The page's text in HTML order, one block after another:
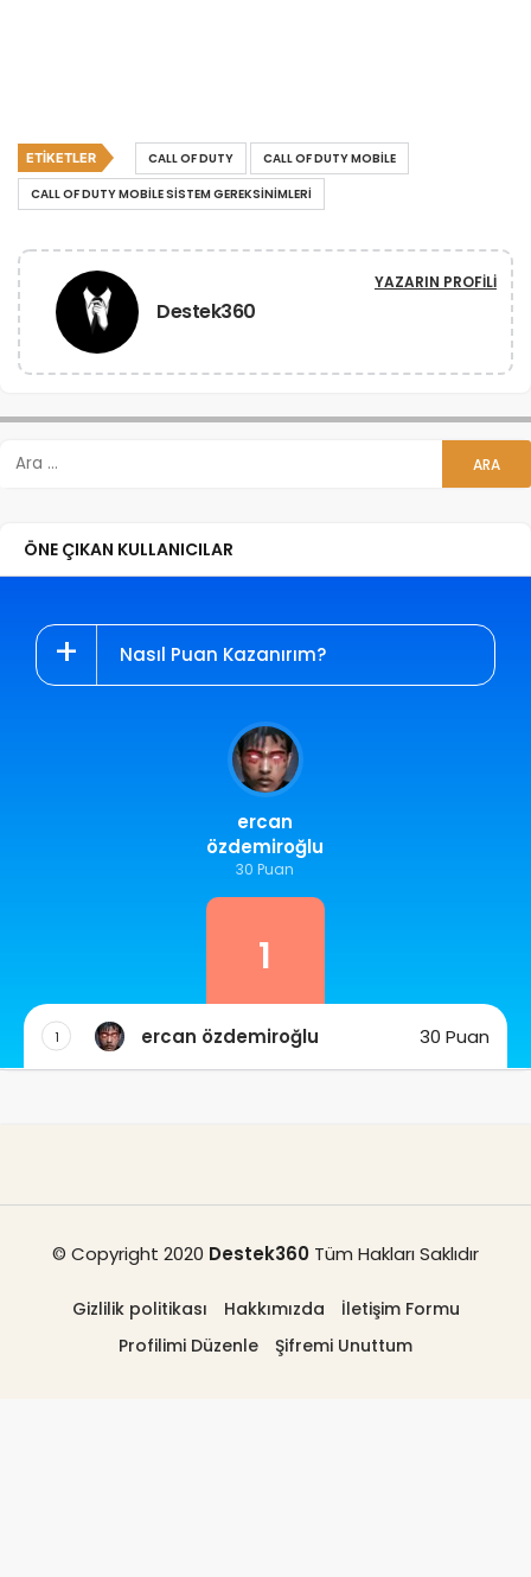
ETIKETLER CALL OF DUTY
CALL OF DUTY MOBILE
CALL OF DUTY MOBILE SISTEM GEREKSINIMLERI
Destek360
YAZARIN PROFILI
ÖNE ÇIKAN KULLANICILAR
Nasıl Puan Kazanırım?
ercan
özdemiroğlu
30 Puan
1
1 ercan özdemiroğlu 30 Puan
© Copyright 2020 Destek360 Tüm Hakları Saklıdır
Gizlilik politikası Hakkımızda
İletişim Formu
Profilimi Düzenle
Şifremi Unuttum